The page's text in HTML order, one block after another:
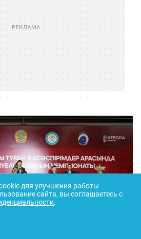
для улучшения работы
сайта, вы соглашаетесь с
.